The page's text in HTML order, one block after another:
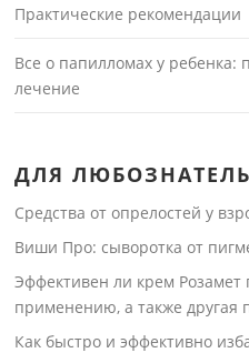
Практические рекомендации
Все о папилломах у
лечение
ДЛЯ
Средства от опрелостей у
Виши Про: сыворотка от
Эффективен ли крем
применению, а также другая
Как быстро и эффективно